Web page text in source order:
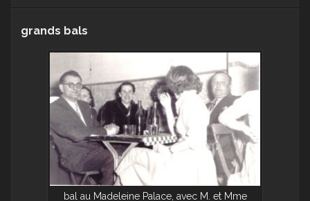
grands bals
bal au Madeleine Palace, avec M. et Mme